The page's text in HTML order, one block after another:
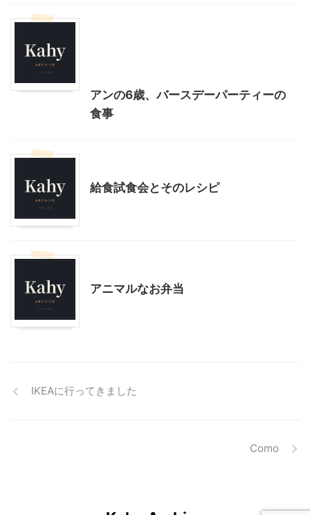
アンの6歳、バースデーパーティーの
食事
給食試食会とそのレシピ
アニマルなお弁当
IKEAに行ってきました
Como